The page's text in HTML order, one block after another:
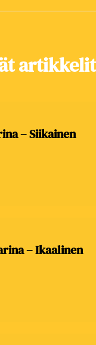
artikkelit
– Siikainen
– Ikaalinen